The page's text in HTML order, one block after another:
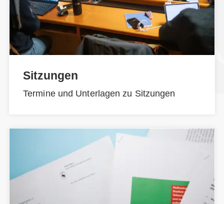
Sitzungen
Termine und Unterlagen zu Sitzungen